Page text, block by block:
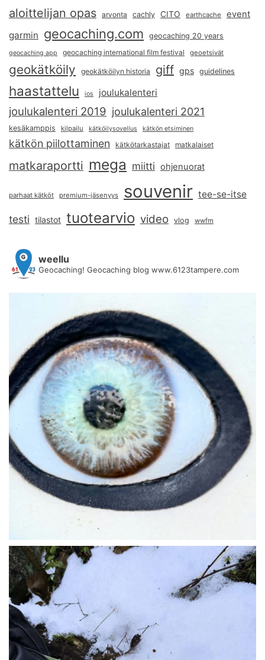
aloittelijan opas arvonta cachly CITO earthcache event
garmin geocaching.com geocaching 20 years
geocaching app geocaching international film festival geoetsivät
geokätköily geokätköilyn historia giff gps guidelines
haastattelu ios joulukalenteri
joulukalenteri 2019 joulukalenteri 2021
kesäkamppis kilpailu kätköilysovellus kätkön etsiminen
kätkön piilottaminen kätkötarkastajat matkalaiset
matkaraportti mega miitti ohjenuorat
parhaat kätköt premium-jäsenyys souvenir tee-se-itse
testi tilastot tuotearvio video vlog wwfm
weellu
Geocaching! Geocaching blog www.6123tampere.com